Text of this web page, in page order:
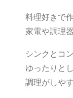
料理好きで
家電や調理
シンクとコ
ゆったりと
調理がしや